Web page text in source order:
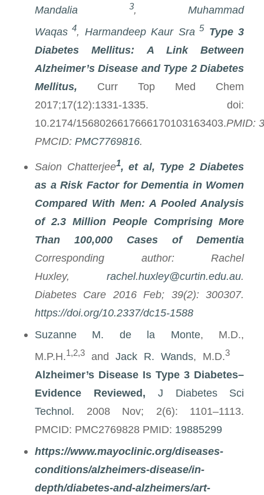
Mandalia
3,Muhammad
Waqas 4, Harmandeep Kaur Sra 5 Type 3
Diabetes Mellitus: A Link Between
Alzheimer’s Disease and Type 2 Diabetes
Mellitus, Curr Top Med Chem
2017;17(12):1331-1335. doi:
10.2174/1568026617666170103163403.PMID:
PMCID: PMC7769816.
Saion Chatterjee1, et al, Type 2 Diabetes
as a Risk Factor for Dementia in Women
Compared With Men: A Pooled Analysis
of 2.3 Million People Comprising More
Than 100,000 Cases of Dementia
Corresponding author: Rachel
Huxley,rachel.huxley@curtin.edu.au.
Diabetes Care 2016 Feb; 39(2): 300307.
https://doi.org/10.2337/dc15-1588
Suzanne M. de la Monte, M.D.,
M.P.H.1,2,3andJack R. Wands, M.D.3
Alzheimer’s Disease Is Type 3 Diabetes–
Evidence Reviewed, J Diabetes Sci
Technol. 2008 Nov; 2(6): 1101–1113.
PMCID: PMC2769828 PMID: 19885299
https://www.mayoclinic.org/diseases-
conditions/alzheimers-disease/in-
depth/diabetes-and-alzheimers/art-